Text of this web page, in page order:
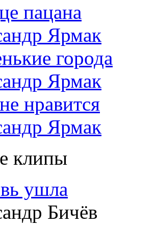
пацана
Ярмак
города
Ярмак
нравится
Ярмак
клипы
ушла
Бичёв